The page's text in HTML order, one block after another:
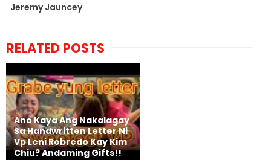
Jeremy Jauncey
RELATED POSTS
Ano Kaya Ang Nakalagay
Sa Handwritten Letter Ni
Vp Leni Robredo Kay Kim
Chiu? Andaming Gifts!!